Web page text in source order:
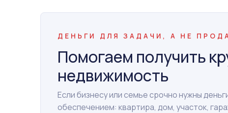
ДЕНЬГИ ДЛЯ ЗАДАЧИ, А НЕ
Помогаем получить
недвижимость
Если бизнесу или семье срочно нужны
обеспечением: квартира, дом, участок,